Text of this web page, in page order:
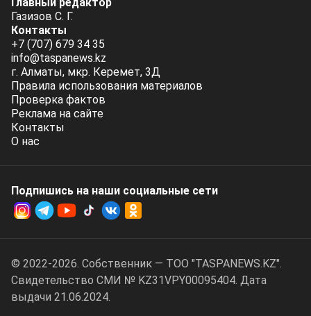
Главный редактор
Газизов С. Г.
Контакты
+7 (707) 679 34 35
info@taspanews.kz
г. Алматы, мкр. Керемет, 3Д
Правила использования материалов
Проверка фактов
Реклама на сайте
Контакты
О нас
Подпишись на наши социальные cети
© 2022-2026. Собственник — ТОО "TASPANEWS.KZ".
Cвидетельство СМИ № KZ31VPY00095404. Дата
выдачи 21.06.2024.